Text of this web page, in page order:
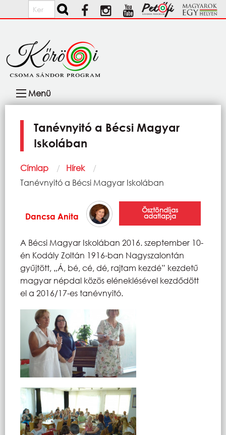
Ugrás a tartalomra
Keresés
navigáció
Menü
Tanévnyitó a Bécsi Magyar
Iskolában
Morzsa
Címlap
Hírek
Current:
Tanévnyitó a Bécsi Magyar Iskolában
Dancsa Anita
Ösztöndíjas
adatlapja
A Bécsi Magyar Iskolában 2016. szeptember 10-
én Kodály Zoltán 1916-ban Nagyszalontán
gyűjtött, „Á, bé, cé, dé, rajtam kezdé” kezdetű
magyar népdal közös eléneklésével kezdődött
el a 2016/17-es tanévnyitó.